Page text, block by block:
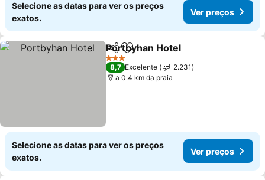
Selecione as datas para ver os preços
exatos.
Ver preços
PartilharAdicionar aos favoritos
Portbyhan Hotel
3 Estrelas
8,7 Excelente
2.231
a 0.4 km da praia
Selecione as datas para ver os preços
exatos.
Ver preços